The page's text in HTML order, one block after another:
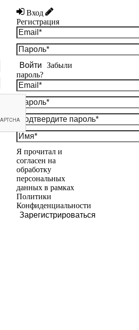
Вход
Регистрация
Войти
Забыли
пароль?
Я прочитал и
согласен на
обработку
персональных
данных в рамках
Политики
Конфиденциальности
Зарегистрироваться